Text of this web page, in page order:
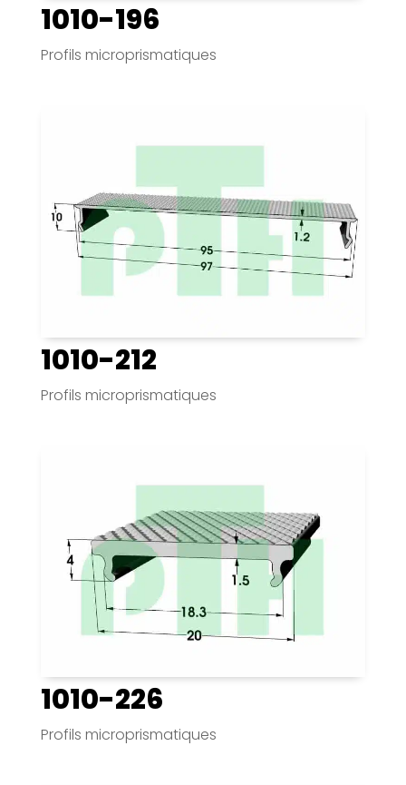
1010-196
Profils microprismatiques
1010-212
Profils microprismatiques
1010-226
Profils microprismatiques